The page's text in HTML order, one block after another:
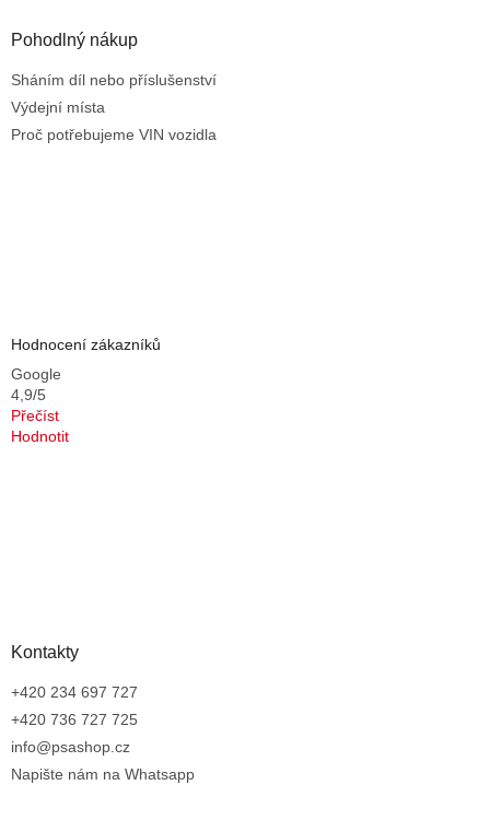
Pohodlný nákup
Sháním díl nebo příslušenství
Výdejní místa
Proč potřebujeme VIN vozidla
Hodnocení zákazníků
Google
4,9/5
Přečíst
Hodnotit
Kontakty
+420 234 697 727
+420 736 727 725
info@psashop.cz
Napište nám na Whatsapp